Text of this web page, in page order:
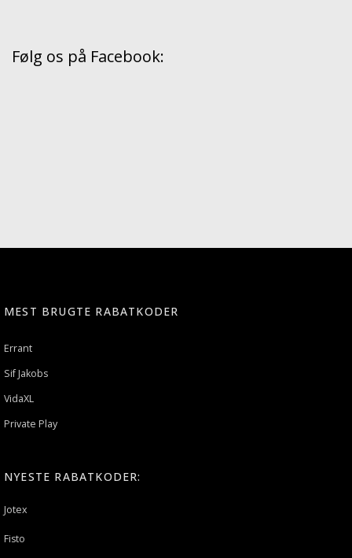
Følg os på Facebook:
MEST BRUGTE RABATKODER
Errant
Sif Jakobs
VidaXL
Private Play
NYESTE RABATKODER:
Jotex
Fisto